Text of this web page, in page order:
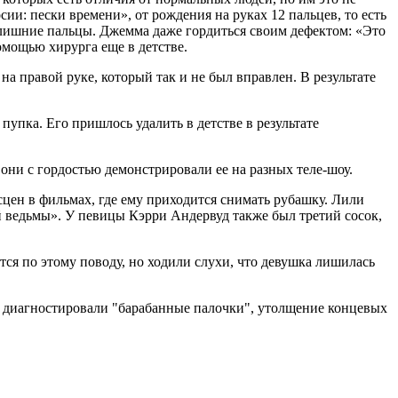
пески времени», от рождения на руках 12 пальцев, то есть
пальцы. Джемма даже гордиться своим дефектом: «Это
хирурга еще в детстве.
правой руке, который так и не был вправлен. В результате
Его пришлось удалить в детстве в результате
с гордостью демонстрировали ее на разных теле-шоу.
в фильмах, где ему приходится снимать рубашку. Лили
ведьмы». У певицы Кэрри Андервуд также был третий сосок,
по этому поводу, но ходили слухи, что девушка лишилась
"барабанные палочки", утолщение концевых